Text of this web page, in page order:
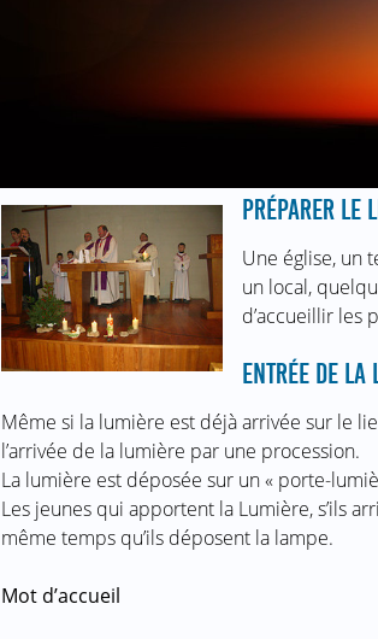
PRÉPARER LE
Une église, un
un local,
d’accueillir les
ENTRÉE DE LA
Même si la lumière est déjà arrivée sur le
l’arrivée de la lumière par une procession.
La lumière est déposée sur un « porte-
Les jeunes qui apportent la Lumière, s’ils
même temps qu’ils déposent la lampe.
Mot d’accueil